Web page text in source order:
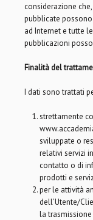
considerazione
pubblicate
ad Internet e tutte
pubblicazioni
Finalità del
I dati sono trattati
strettamente
sviluppate o
relativi servizi
contatto o di
prodotti e
per le attività
dell’Utente/
la